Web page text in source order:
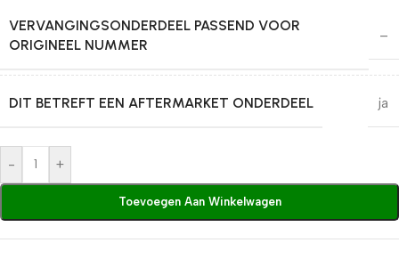
VERVANGINGSONDERDEEL PASSEND VOOR
ORIGINEEL NUMMER
–
DIT BETREFT EEN AFTERMARKET ONDERDEEL ja
- +
Toevoegen Aan Winkelwagen